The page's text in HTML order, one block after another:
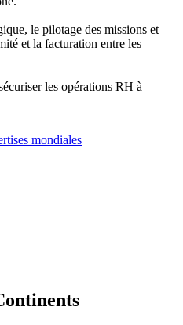
le pilotage des missions et
et la facturation entre les
les opérations RH à
mondiales